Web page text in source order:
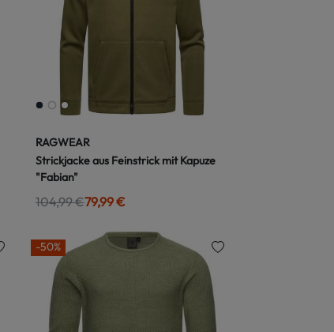
RAGWEAR
Strickjacke aus Feinstrick mit Kapuze
"Fabian"
104,99 €79,99 €
-50%